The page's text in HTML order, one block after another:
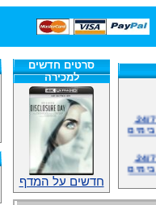
סרטים חדשים
למכירה
חדשים על המדף